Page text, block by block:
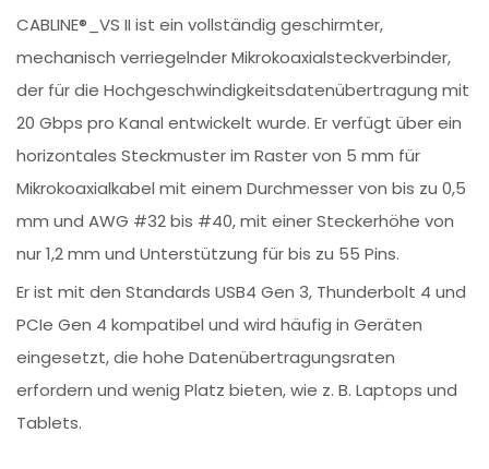
CABLINE®_VS II ist ein vollständig geschirmter,
mechanisch verriegelnder Mikrokoaxialsteckverbinder,
der für die Hochgeschwindigkeitsdatenübertragung mit
20 Gbps pro Kanal entwickelt wurde. Er verfügt über ein
horizontales Steckmuster im Raster von 5 mm für
Mikrokoaxialkabel mit einem Durchmesser von bis zu 0,5
mm und AWG #32 bis #40, mit einer Steckerhöhe von
nur 1,2 mm und Unterstützung für bis zu 55 Pins.
Er ist mit den Standards USB4 Gen 3, Thunderbolt 4 und
PCIe Gen 4 kompatibel und wird häufig in Geräten
eingesetzt, die hohe Datenübertragungsraten
erfordern und wenig Platz bieten, wie z. B. Laptops und
Tablets.